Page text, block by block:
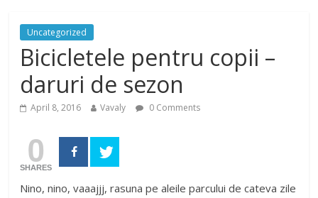
Uncategorized
Bicicletele pentru copii –
daruri de sezon
April 8, 2016 Vavaly 0 Comments
0
SHARES
Nino, nino, vaaajjj, rasuna pe aleile parcului de cateva zile